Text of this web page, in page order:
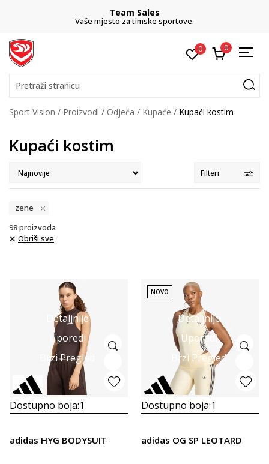
Team Sales
Vaše mjesto za timske sportove.
0 0
Pretraži stranicu
Sport Vision Proizvodi Odjeća Kupaće Kupaći kostim
Kupaći kostim
Filteri
zene
98proizvoda
Obriši sve
Detaljnije
Uporedi
Brzi Pregled
Dostupno boja:1
adidas HYG BODYSUIT
Detaljnije
Uporedi
Brzi Pregled
NOVO
Dostupno boja:1
adidas OG SP LEOTARD